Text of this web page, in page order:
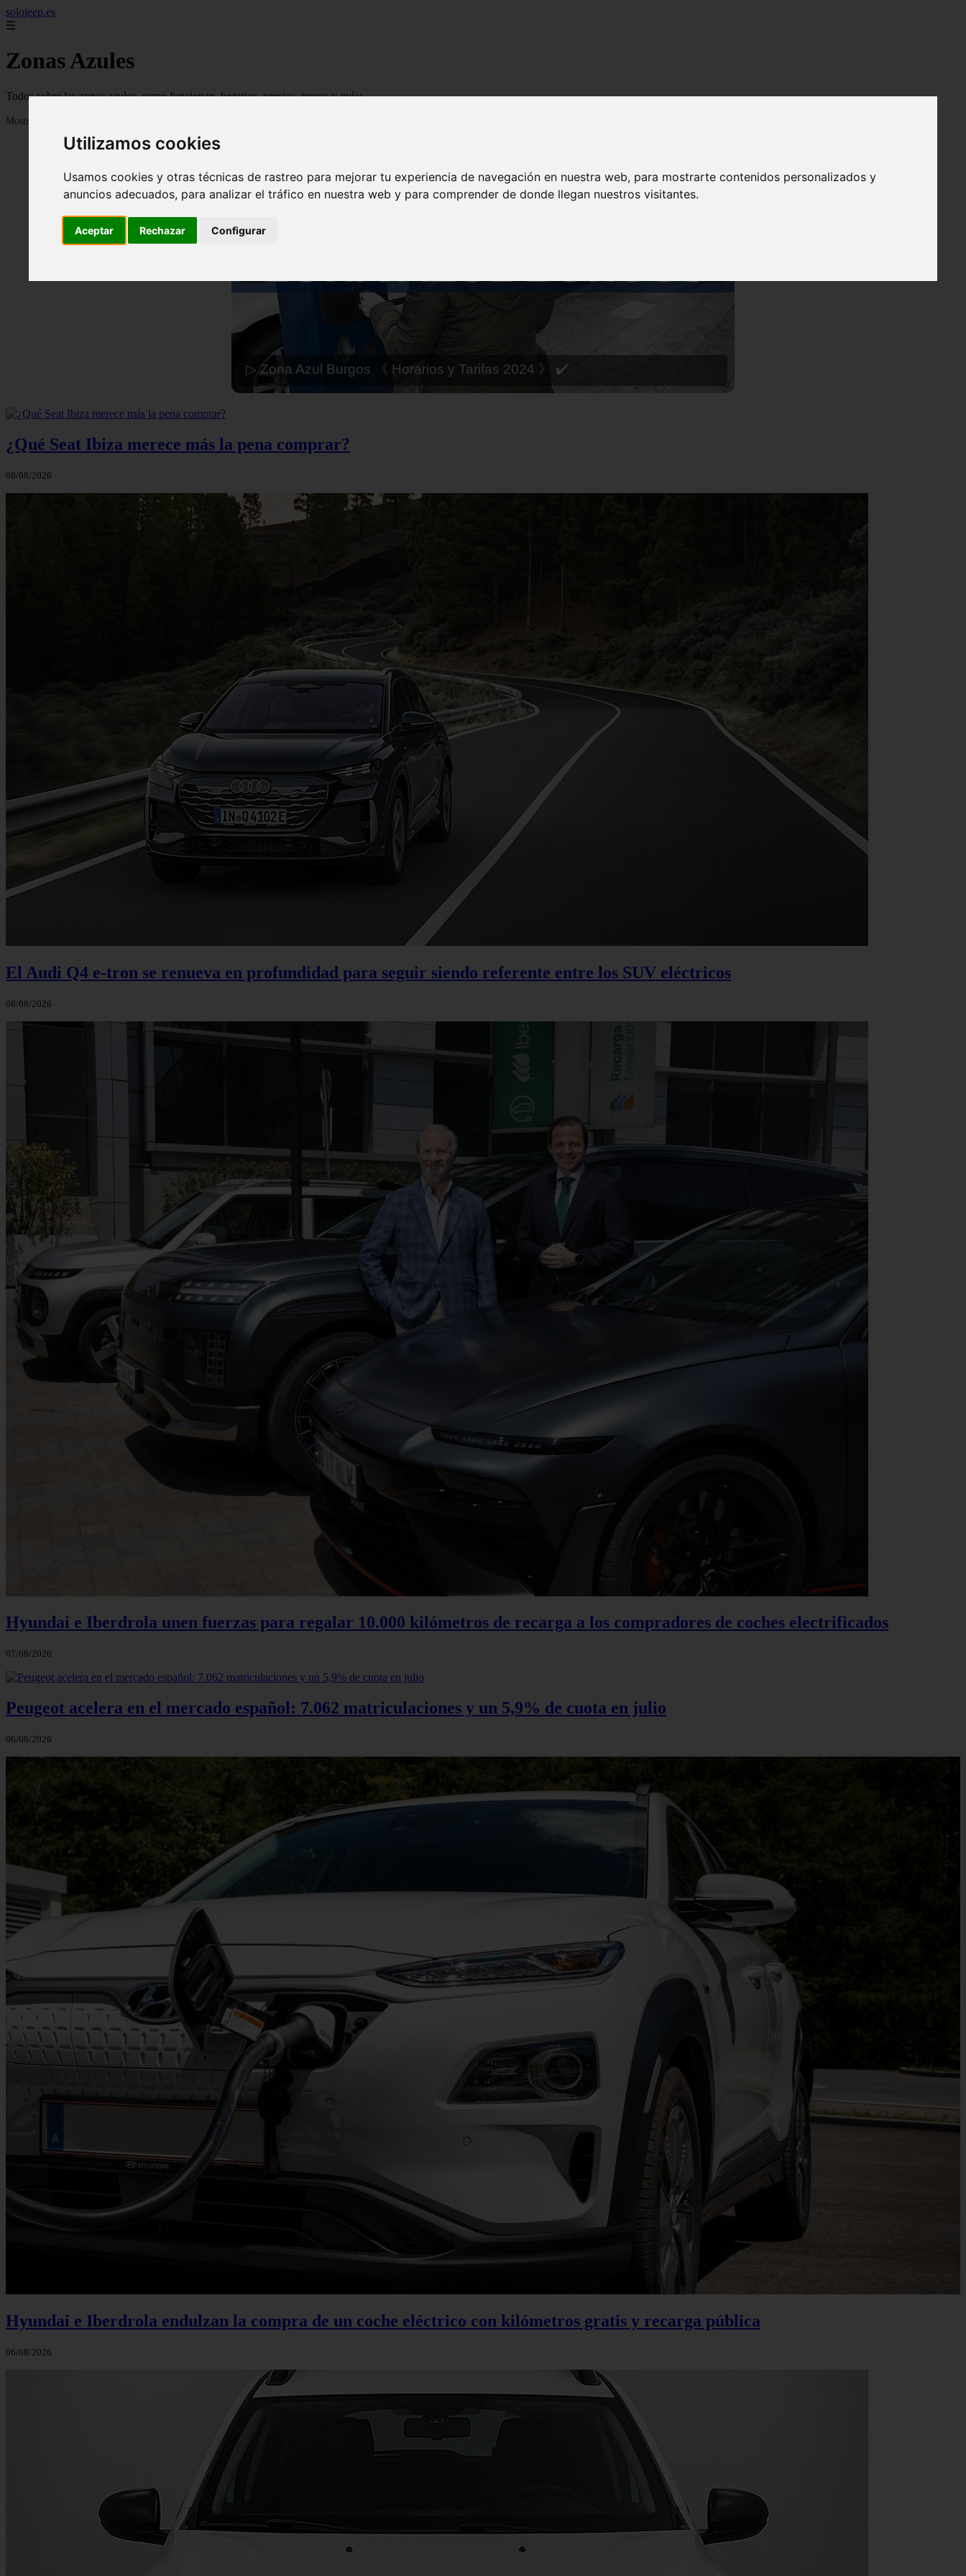
Utilizamos cookies
Usamos cookies y otras técnicas de rastreo para mejorar tu experiencia de navegación en nuestra web, para mostrarte contenidos personalizados y
anuncios adecuados, para analizar el tráfico en nuestra web y para comprender de donde llegan nuestros visitantes.
Aceptar Rechazar Configurar
solojeep.es
☰
Zonas Azules
Todos sobre las zonas azules, como funcionan, horarios, precios, trucos y guías
Mostrando 1 - 24 de 3338 artículos
▷ Zona Azul Córdoba 《 Horarios y Tarifas 2024 》 ✔️
¿Qué Seat Ibiza merece más la pena comprar?
08/08/2026
El Audi Q4 e-tron se renueva en profundidad para seguir siendo referente entre los SUV eléctricos
08/08/2026
Hyundai e Iberdrola unen fuerzas para regalar 10.000 kilómetros de recarga a los compradores de coches electrificados
07/08/2026
Peugeot acelera en el mercado español: 7.062 matriculaciones y un 5,9% de cuota en julio
06/08/2026
Hyundai e Iberdrola endulzan la compra de un coche eléctrico con kilómetros gratis y recarga pública
06/08/2026